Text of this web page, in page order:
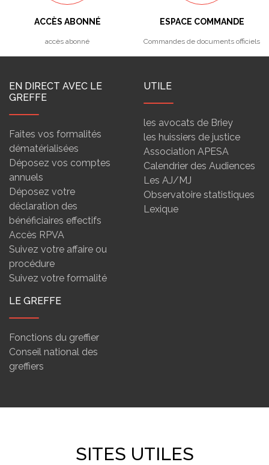
ACCÈS ABONNÉ
accès abonné
ESPACE COMMANDE
Commandes de documents officiels
EN DIRECT AVEC LE
GREFFE
Faites vos formalités
dématérialisées
Déposez vos comptes
annuels
Déposez votre
déclaration des
bénéficiaires effectifs
Accès RPVA
Suivez votre affaire ou
procédure
Suivez votre formalité
UTILE
les avocats de Briey
les huissiers de justice
Association APESA
Calendrier des Audiences
Les AJ/MJ
Observatoire statistiques
Lexique
LE GREFFE
Fonctions du greffier
Conseil national des
greffiers
SITES UTILES